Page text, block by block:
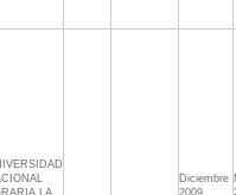
LA
Diciembre
2009